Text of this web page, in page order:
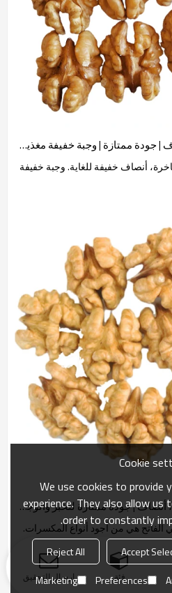
حبات جوز خفيفة للغاية، أنصاف | جودة ممتازة | وجبة خفيفة مغذية بالجملة
أنصاف خفيفة للغاية. وجبة خفيفة
حبات جوز بلون كهرماني فاتح، أنصاف | جودة ممتازة للخبز والوجبات الخفيفة | مورد بالجملة
الفاتح هي من أجود أنواع المكسرات.
وتوفر فوائد صحية.
فئة ارسال التحقيق
Cookie
We use cookies to provide
experience. They also allow us
order to constantly
Accept
Reject All
Preferences
Marketing